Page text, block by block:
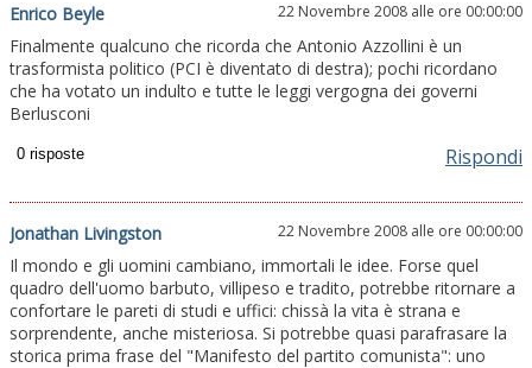
Enrico Beyle 22 Novembre 2008 alle ore 00:00:00
Finalmente qualcuno che ricorda che Antonio Azzollini è un
trasformista politico (PCI è diventato di destra); pochi ricordano
che ha votato un indulto e tutte le leggi vergogna dei governi
Berlusconi
Rispondi
Jonathan Livingston 22 Novembre 2008 alle ore 00:00:00
Il mondo e gli uomini cambiano, immortali le idee. Forse quel
quadro dell'uomo barbuto, villipeso e tradito, potrebbe ritornare a
confortare le pareti di studi e uffici: chissà la vita è strana e
sorprendente, anche misteriosa. Si potrebbe quasi parafrasare la
storica prima frase del "Manifesto del partito comunista": uno